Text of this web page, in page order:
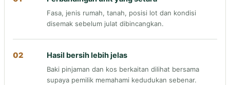
Fasa, jenis rumah, tanah, posisi lot dan kondisi
disemak sebelum julat dibincangkan.
02 Hasil bersih lebih jelas
Baki pinjaman dan kos berkaitan dilihat bersama
supaya pemilik memahami kedudukan sebenar.